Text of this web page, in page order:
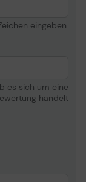
eingeben.
es sich um eine
handelt